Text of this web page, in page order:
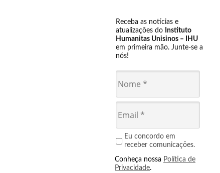
Receba as notícias e
atualizações do Instituto
Humanitas Unisinos – IHU
em primeira mão. Junte-se a
nós!
Eu concordo em
receber comunicações.
Conheça nossa Política de
Privacidade.